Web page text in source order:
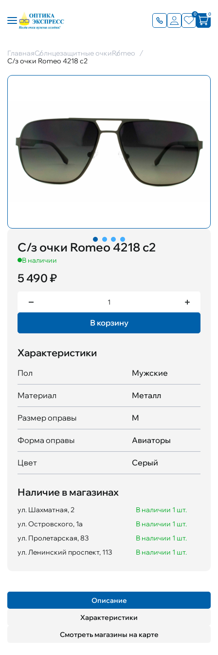
0 0
ГлавнаяСолнцезащитные очкиRomeo
С/з очки Romeo 4218 с2
С/з очки Romeo 4218 с2
В наличии
5 490 ₽
В корзину
Характеристики
Пол Мужские
Материал Металл
Размер оправы M
Форма оправы Авиаторы
Цвет Серый
Наличие в магазинах
ул. Шахматная, 2
В наличии 1 шт.
ул. Островского, 1а
В наличии 1 шт.
ул. Пролетарская, 83
В наличии 1 шт.
ул. Ленинский проспект, 113
В наличии 1 шт.
Описание
Характеристики
Смотреть магазины на карте